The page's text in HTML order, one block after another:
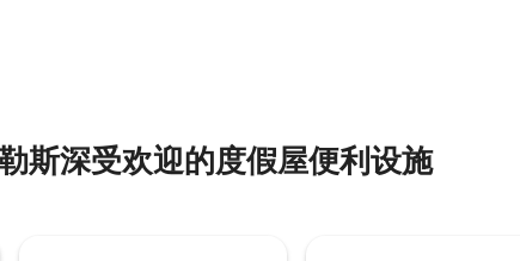
斯深受欢迎的度假屋便利设施